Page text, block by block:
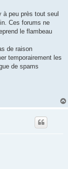
à peu près tout seul
Ces forums ne
le flambeau
de raison
temporairement les
de spams